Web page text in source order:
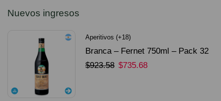
Nuevos ingresos
Aperitivos (+18)
Branca – Fernet 750ml – Pack 32
Unidades
$923.58 $735.68